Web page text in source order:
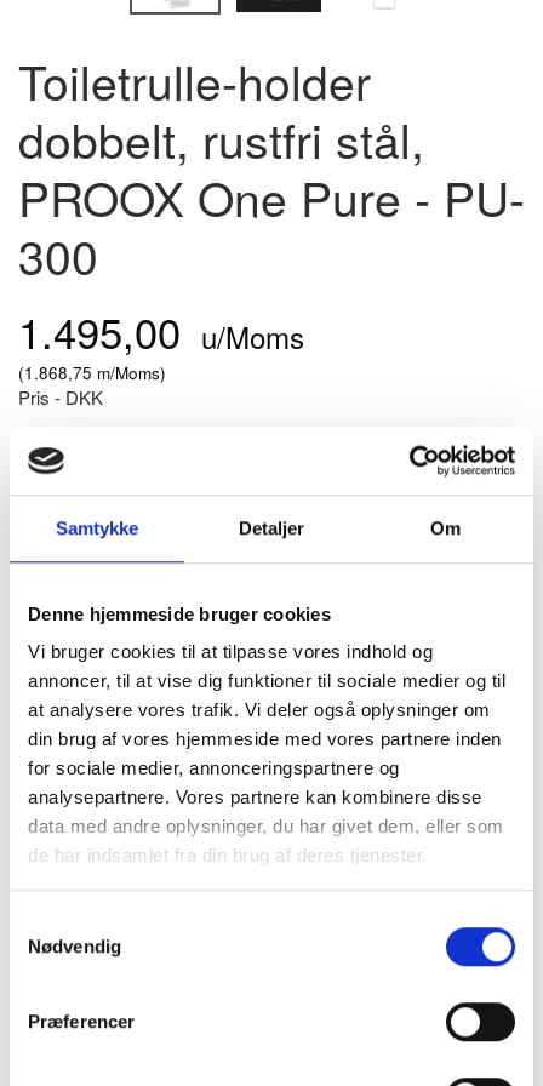
Samtykke Detaljer Om
Denne hjemmeside bruger cookies
Vi bruger cookies til at tilpasse vores indhold og
annoncer, til at vise dig funktioner til sociale medier og til
at analysere vores trafik. Vi deler også oplysninger om
din brug af vores hjemmeside med vores partnere inden
for sociale medier, annonceringspartnere og
analysepartnere. Vores partnere kan kombinere disse
data med andre oplysninger, du har givet dem, eller som
de har indsamlet fra din brug af deres tjenester.
Nødvendig
Præferencer
Toiletrulle-holder
dobbelt, rustfri stål,
PROOX One Pure - PU-
300
1.495,00 u/Moms
(1.868,75 m/Moms)
Pris - DKK
Toiletrulleholder til to ruller toiletpapir i standardsstørrelse - rustfri
LÆG I KURV
BESKRIVELSE
Toiletrulle-holder dobbelt, rustfri stål, PROOX One Pure
- PU-300
Flot design - Designet af PROOX som har vundet flere
priser for deres flotte og anderledes design.
Overflade med fin børstet struktur. Robust stålkvalitet på
1,5 mm tykkelse.